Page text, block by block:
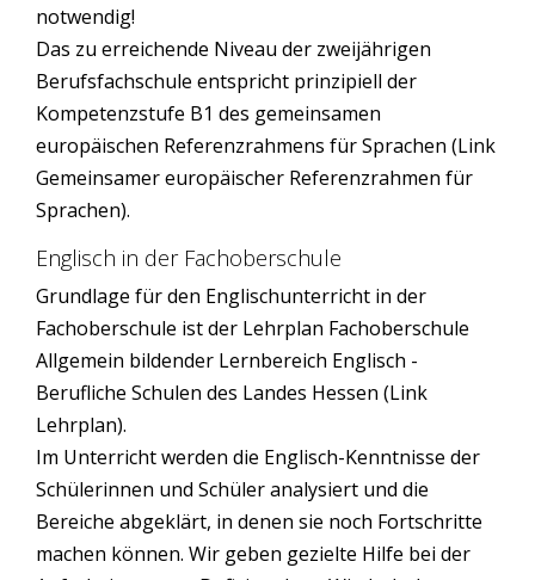
notwendig!
Das zu erreichende Niveau der zweijährigen
Berufsfachschule entspricht prinzipiell der
Kompetenzstufe B1 des gemeinsamen
europäischen Referenzrahmens für Sprachen (Link
Gemeinsamer europäischer Referenzrahmen für
Sprachen).
Englisch in der Fachoberschule
Grundlage für den Englischunterricht in der
Fachoberschule ist der Lehrplan Fachoberschule
Allgemein bildender Lernbereich Englisch -
Berufliche Schulen des Landes Hessen (Link
Lehrplan).
Im Unterricht werden die Englisch-Kenntnisse der
Schülerinnen und Schüler analysiert und die
Bereiche abgeklärt, in denen sie noch Fortschritte
machen können. Wir geben gezielte Hilfe bei der